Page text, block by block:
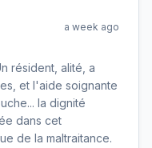
a week ago
résident, alité, a
et l'aide soignante
la dignité
dans cet
de la maltraitance.